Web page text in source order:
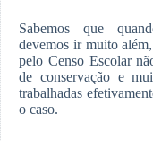
Sabemos que
devemos ir muito
pelo Censo Escolar
de conservação e
trabalhadas
o caso.